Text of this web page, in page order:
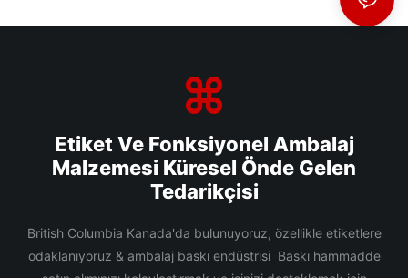
Etiket Ve Fonksiyonel Ambalaj
Malzemesi Küresel Önde Gelen
Tedarikçisi
British Columbia Kanada'da bulunuyoruz, özellikle etiketlere
odaklanıyoruz & ambalaj baskı endüstrisi Baskı hammadde